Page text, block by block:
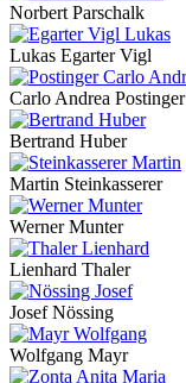
Norbert Parschalk
Lukas Egarter Vigl
Carlo Andrea Postinger
Bertrand Huber
Martin Steinkasserer
Werner Munter
Lienhard Thaler
Josef Nössing
Wolfgang Mayr